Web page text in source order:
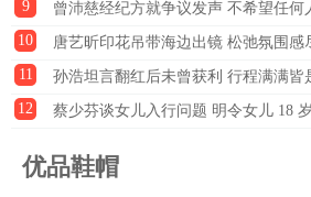
9
曾沛慈经纪方就争议发声 不希望任何
10
唐艺昕印花吊带海边出镜 松弛氛围感
11
孙浩坦言翻红后未曾获利 行程满满皆
12
蔡少芬谈女儿入行问题 明令女儿 18
优品鞋帽